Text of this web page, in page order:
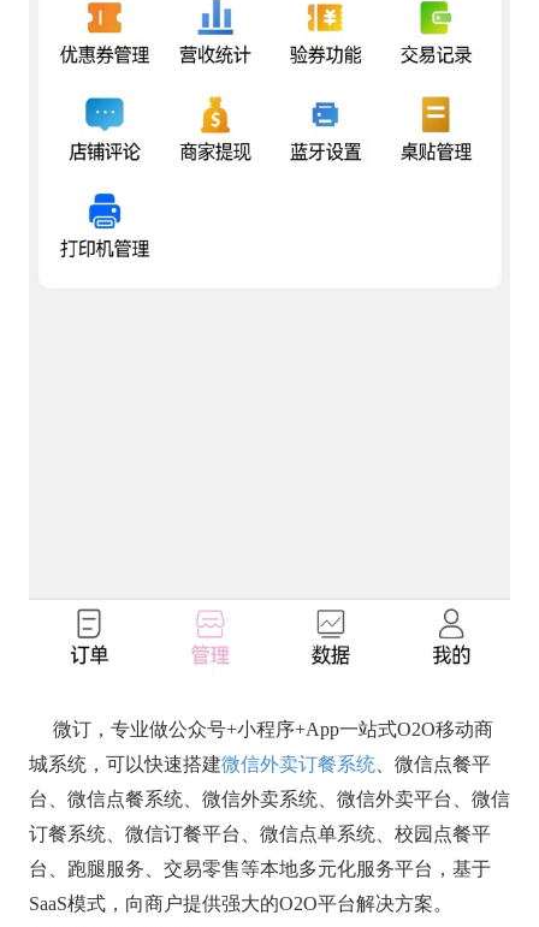
微订，专业做公众号+小程序+App一站式O2O移动商
城系统，可以快速搭建微信外卖订餐系统、微信点餐平
台、微信点餐系统、微信外卖系统、微信外卖平台、微信
订餐系统、微信订餐平台、微信点单系统、校园点餐平
台、跑腿服务、交易零售等本地多元化服务平台，基于
SaaS模式，向商户提供强大的O2O平台解决方案。